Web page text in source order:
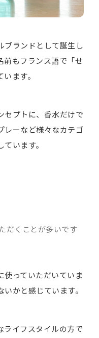
ブランドとして誕生し
前もフランス語で「せ
ます。
セプトに、香水だけで
レーなど様々なカテゴ
います。
だくことが多いです
使っていただいていま
かと感じています。
ライフスタイルの方で